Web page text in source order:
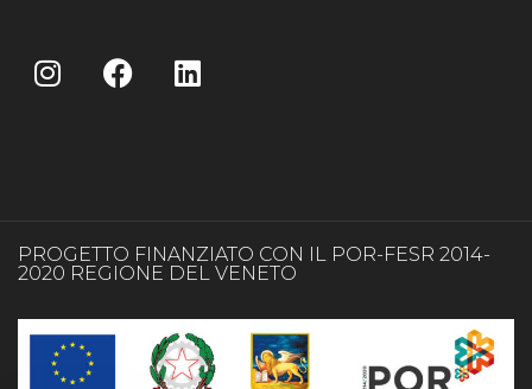
PROGETTO FINANZIATO CON IL POR-FESR 2014-
2020 REGIONE DEL VENETO